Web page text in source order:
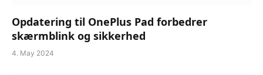
Opdatering til OnePlus Pad forbedrer
skærmblink og sikkerhed
4. May 2024